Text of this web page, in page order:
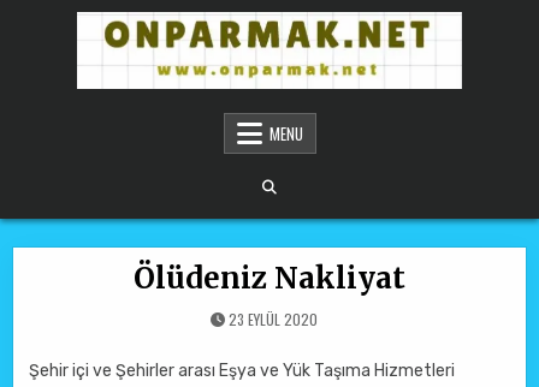
Skip to content
ONPARMAKNET SITELERMENU
Ölüdeniz Nakliyat
23 EYLÜL 2020
Şehir içi ve Şehirler arası Eşya ve Yük Taşıma Hizmetleri